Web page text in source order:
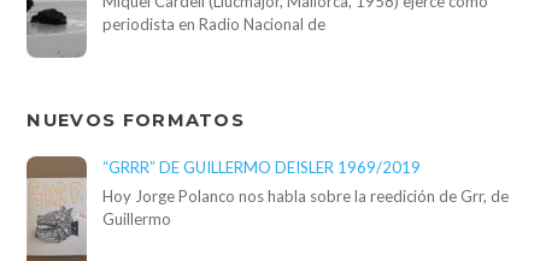
periodista en Radio Nacional de
NUEVOS FORMATOS
“GRRR” DE GUILLERMO DEISLER 1969/2019
Hoy Jorge Polanco nos habla sobre la reedición de Grr, de
Guillermo